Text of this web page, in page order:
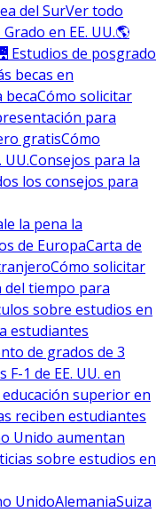
del SurVer todo
Grado en EE. UU.🌎
Estudios de posgrado
becas en
becaCómo solicitar
para
gratisCómo
Consejos para la
los consejos para
la pena la
de EuropaCarta de
Cómo solicitar
del tiempo para
sobre estudios en
estudiantes
de grados de 3
1 de EE. UU. en
superior en
reciben estudiantes
Unido aumentan
sobre estudios en
UnidoAlemaniaSuiza